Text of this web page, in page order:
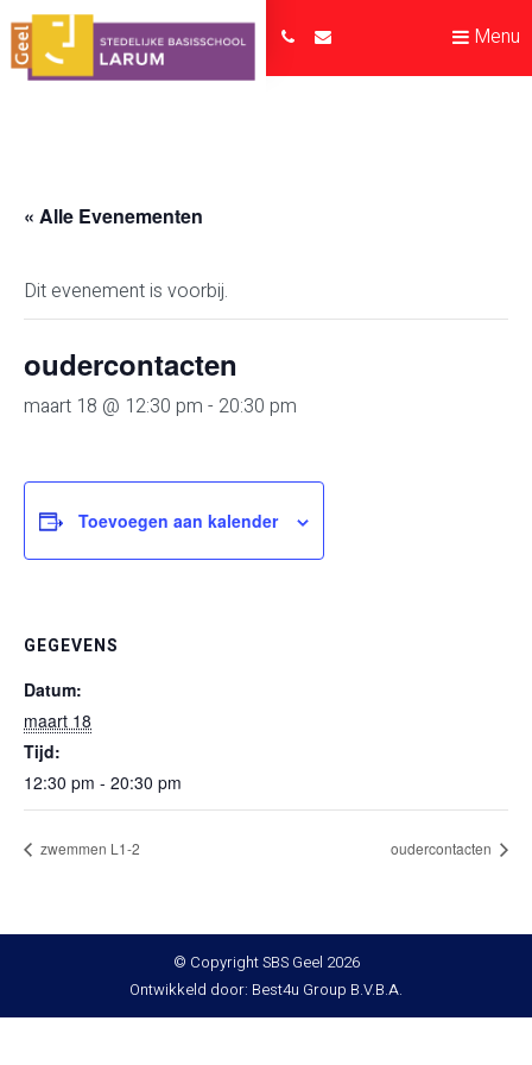
Menu
« Alle Evenementen
Dit evenement is voorbij.
oudercontacten
maart 18 @ 12:30 pm - 20:30 pm
Toevoegen aan kalender
GEGEVENS
Datum:
maart 18
Tijd:
12:30 pm - 20:30 pm
zwemmen L1-2 oudercontacten
© Copyright SBS Geel 2026
Ontwikkeld door: Best4u Group B.V.B.A.